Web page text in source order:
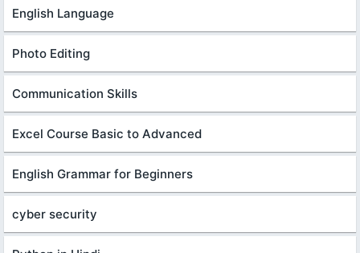
English Language
Photo Editing
Communication Skills
Excel Course Basic to Advanced
English Grammar for Beginners
cyber security